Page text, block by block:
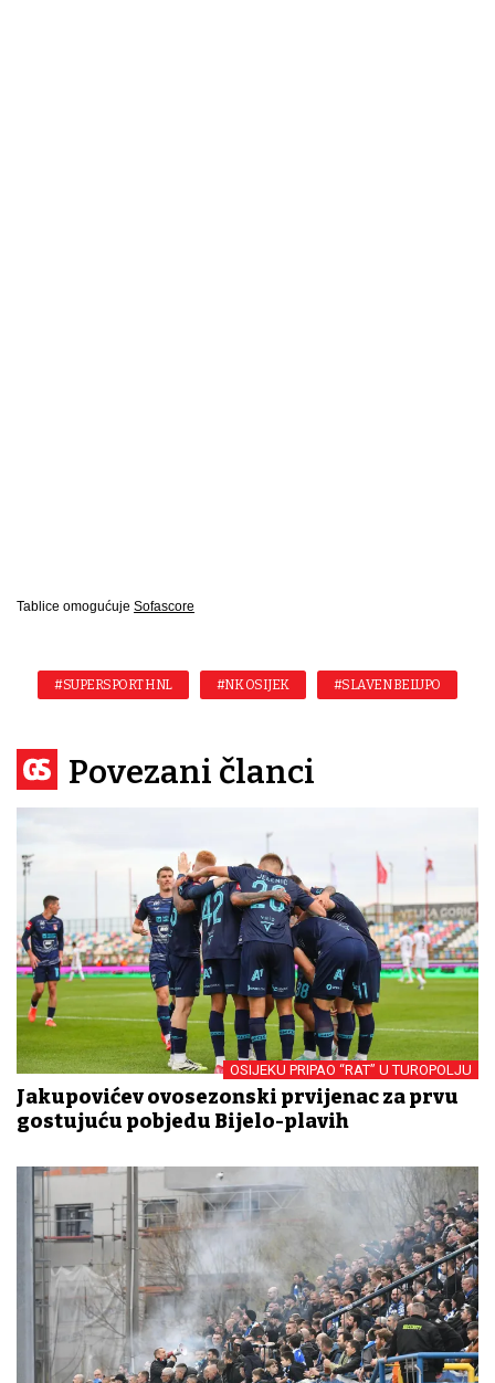
Tablice omogućuje Sofascore
#SUPERSPORT HNL #NK OSIJEK #SLAVEN BELUPO
Povezani članci
OSIJEKU PRIPAO “RAT” U TUROPOLJU
Jakupovićev ovosezonski prvijenac za prvu
gostujuću pobjedu Bijelo-plavih